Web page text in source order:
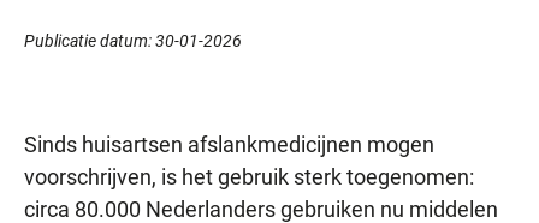
Publicatie datum:30-01-2026
Sinds huisartsen afslankmedicijnen mogen
voorschrijven, is het gebruik sterk toegenomen:
circa 80.000 Nederlanders gebruiken nu middelen